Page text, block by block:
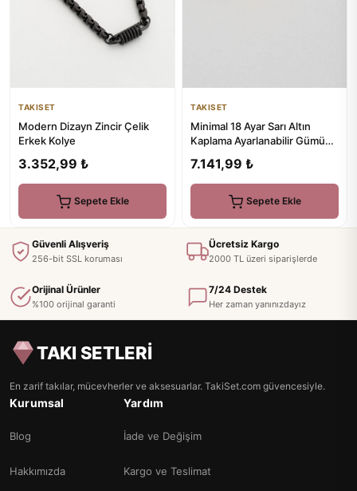
TAKISET
Modern Dizayn Zincir Çelik
Erkek Kolye
3.352,99 ₺
Sepete Ekle
TAKISET
Minimal 18 Ayar Sarı Altın
Kaplama Ayarlanabilir Gümüş
7.141,99 ₺
Sepete Ekle
Güvenli Alışveriş
256-bit SSL koruması
Ücretsiz Kargo
2000 TL üzeri siparişlerde
Orijinal Ürünler
%100 orijinal garanti
7/24 Destek
Her zaman yanınızdayız
TAKI SETLERİ
En zarif takılar, mücevherler ve aksesuarlar. TakiSet.com güvencesiyle.
Kurumsal
Blog
Hakkımızda
Yardım
İade ve Değişim
Kargo ve Teslimat